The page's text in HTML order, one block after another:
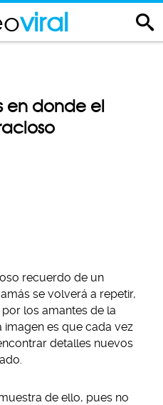
viral
en donde el
recuerdo de un
se volverá a repetir,
los amantes de la
es que cada vez
detalles nuevos
de ello, pues no